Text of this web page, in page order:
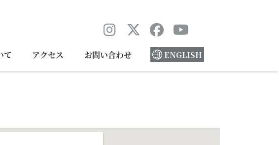
て アクセス お問い合わせ ENGLISH